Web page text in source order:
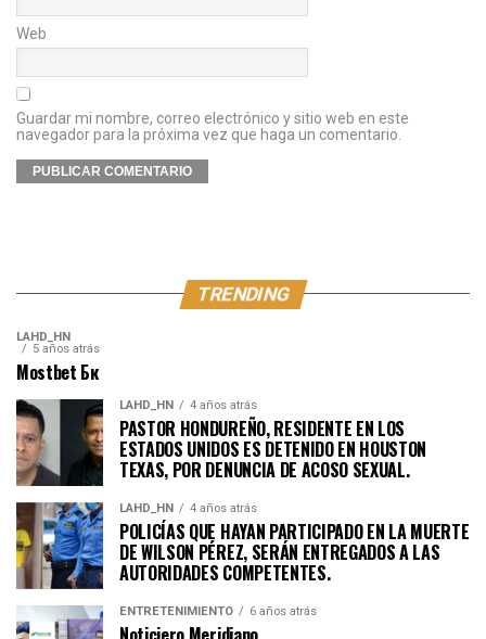
Web
Guardar mi nombre, correo electrónico y sitio web en este
navegador para la próxima vez que haga un comentario.
TRENDING
LAHD_HN
5 años atrás
Mostbet Бк
LAHD_HN 4 años atrás
PASTOR HONDUREÑO, RESIDENTE EN LOS
ESTADOS UNIDOS ES DETENIDO EN HOUSTON
TEXAS, POR DENUNCIA DE ACOSO SEXUAL.
LAHD_HN 4 años atrás
POLICÍAS QUE HAYAN PARTICIPADO EN LA MUERTE
DE WILSON PÉREZ, SERÁN ENTREGADOS A LAS
AUTORIDADES COMPETENTES.
ENTRETENIMIENTO 6 años atrás